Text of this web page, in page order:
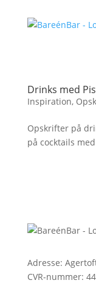
Drinks med
Inspiration,
Opskrifter på
på cocktails
Adresse:
CVR-nummer: